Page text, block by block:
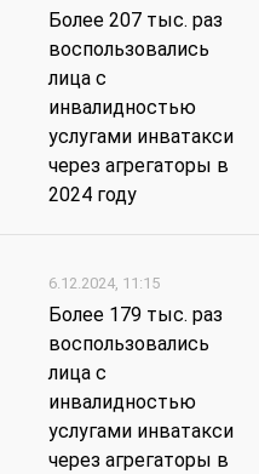
Более 207 тыс. раз
воспользовались
лица с
инвалидностью
услугами инватакси
через агрегаторы в
2024 году
6.12.2024, 11:15
Более 179 тыс. раз
воспользовались
лица с
инвалидностью
услугами инватакси
через агрегаторы в